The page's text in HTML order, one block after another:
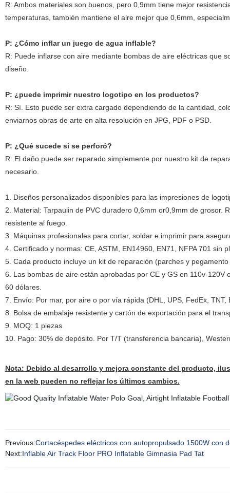
R: Ambos materiales son buenos, pero 0,9mm tiene mejor
temperaturas, también mantiene el aire mejor que 0,6mm,
P: ¿Cómo inflar un juego de agua inflable?
R: Puede inflarse con aire mediante bombas de aire eléctricas que
diseño.
P: ¿puede imprimir nuestro logotipo en los productos?
R: Sí. Esto puede ser extra cargado dependiendo de la cantidad,
enviarnos obras de arte en alta resolución en JPG, PDF o PSD.
P: ¿Qué sucede si se perforó?
R: El daño puede ser reparado simplemente por nuestro kit de
necesario.
1. Diseños personalizados disponibles para las impresiones de
2. Material: Tarpaulin de PVC duradero 0,6mm or0,9mm de grosor.
resistente al fuego.
3. Máquinas profesionales para cortar, soldar e imprimir para
4. Certificado y normas: CE, ASTM, EN14960, EN71, NFPA 701 sin
5. Cada producto incluye un kit de reparación (parches y
6. Las bombas de aire están aprobadas por CE y GS en 110v-
60 dólares.
7. Envío: Por mar, por aire o por vía rápida (DHL, UPS, FedEx, TNT,
8. Bolsa de embalaje resistente y cartón de exportación para el
9. MOQ: 1 piezas
10. Pago: 30% de depósito. Por T/T (transferencia bancaria),
Nota: Debido al desarrollo y mejora constante del producto,
en la web pueden no reflejar los últimos cambios.
Previous:Cortacéspedes eléctricos con autopropulsado 1500W con
Next:Inflable Air Track Floor PRO Inflatable Gimnasia Pad Tat